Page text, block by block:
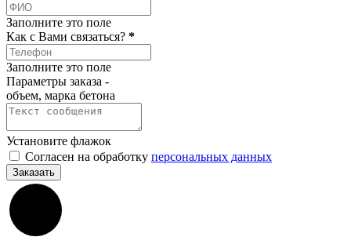
Заполните это поле
Как c Вами связаться? *
Заполните это поле
Параметры заказа -
объем, марка бетона
Установите флажок
Согласен на обработку персональных данных
Заказать